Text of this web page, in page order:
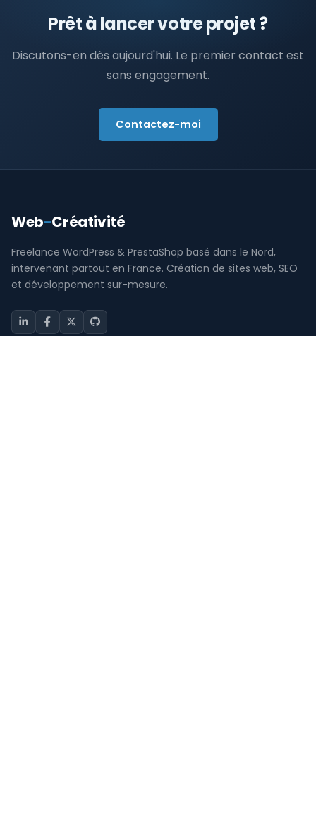
Prêt à lancer votre projet ?
Discutons-en dès aujourd'hui. Le premier contact est
sans engagement.
Contactez-moi
Web-Créativité
Freelance WordPress & PrestaShop basé dans le Nord,
intervenant partout en France. Création de sites web, SEO
et développement sur-mesure.